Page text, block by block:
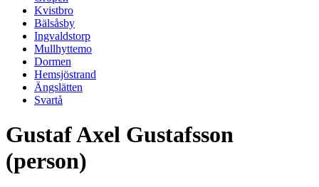
Kvistbro
Bälsåsby
Ingvaldstorp
Mullhyttemo
Dormen
Hemsjöstrand
Ängslätten
Svartå
Gustaf Axel Gustafsson
(person)